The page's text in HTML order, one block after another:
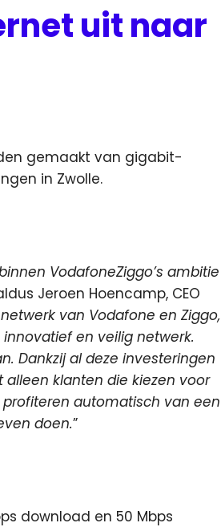
uit naar
gemaakt van gigabit-
in Zwolle.
VodafoneZiggo’s ambitie
Jeroen Hoencamp, CEO
van Vodafone en Ziggo,
en veilig netwerk.
Dankzij al deze investeringen
klanten die kiezen voor
automatisch van een
doen.”
download en 50 Mbps